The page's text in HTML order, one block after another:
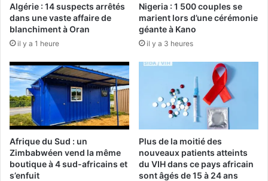
Algérie : 14 suspects arrêtés
dans une vaste affaire de
blanchiment à Oran
il y a 1 heure
Nigeria : 1 500 couples se
marient lors d’une cérémonie
géante à Kano
il y a 3 heures
Afrique du Sud : un
Zimbabwéen vend la même
boutique à 4 sud-africains et
s’enfuit
Plus de la moitié des
nouveaux patients atteints
du VIH dans ce pays africain
sont âgés de 15 à 24 ans